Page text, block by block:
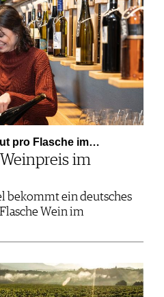
pro Flasche im…
im
bekommt ein deutsches
Wein im